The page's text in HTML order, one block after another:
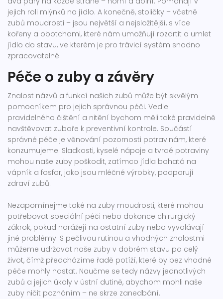
jejich roli mlýnků na jídlo. A konečně, stoličky – včetně
zubů moudrosti – jsou největší a nejsložitější, s více
kořeny a obotchami, které nám umožňují rozdrtit a umlet
jídlo do stavu, ve kterém je pro trávicí systém snadno
zpracovatelné.
Péče o zuby a závěry
Znalost názvů a funkcí našich zubů může být skvělým
pomocníkem pro jejich správnou péči. Vedle
pravidelného čištění a nitění bychom měli také pravidelně
navštěvovat zubaře k preventivní kontrole. Součástí
správné péče je věnování pozornosti potravinám, které
konzumujeme. Sladkosti, kyselé nápoje a tvrdé potraviny
mohou naše zuby poškodit, zatímco jídla bohatá na
vápník a fosfor, jako jsou mléčné výrobky, podporují
zdraví zubů.
Nezapomínejme také na zuby moudrosti, které mohou
potřebovat speciální péči nebo dokonce chirurgický
zákrok, pokud narážejí na ostatní zuby nebo vyvolávají
jiné problémy. S pečlivou rutinou a vhodných znalostmi
můžeme udržovat naše zuby v dobrém stavu po celý
život, čímž předcházíme řadě potíží, které by bez vhodné
péče mohly nastat. Naučme se tedy názvy jednotlivých
zubů a jejich úkoly v ústní dutině, abychom mohli naše
zuby ničit poznáním – ne skrze zanedbání.